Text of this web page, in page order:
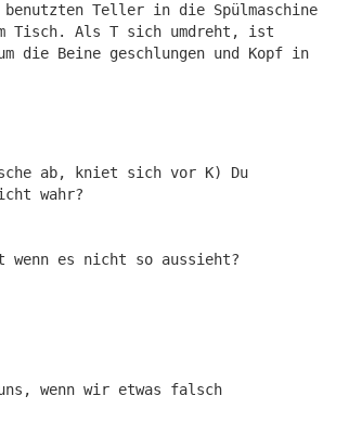
Teller in die Spülmaschine
Tisch. Als T sich umdreht, ist
Beine geschlungen und Kopf in
ab, kniet sich vor K) Du
wahr?
wenn es nicht so aussieht?
wenn wir etwas falsch